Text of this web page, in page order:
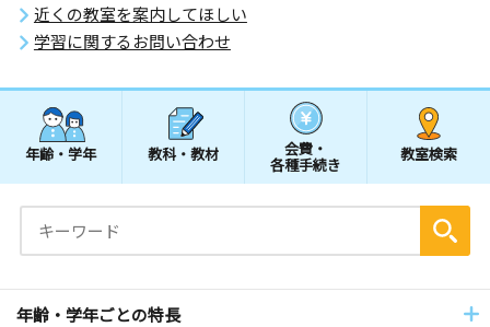
近くの教室を案内してほしい
学習に関するお問い合わせ
年齢・学年 教科・教材 会費・
各種手続き
教室検索
年齢・学年ごとの特長